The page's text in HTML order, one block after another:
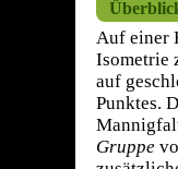
Auf einer
Isometrie
auf
Punktes.
Gruppe